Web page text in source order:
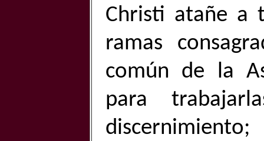
Christi atañe a
ramas
común de la
para